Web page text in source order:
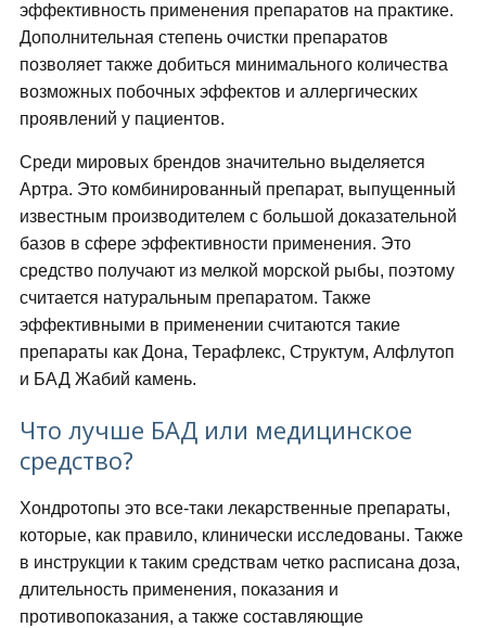
эффективность применения препаратов на практике.
Дополнительная степень очистки препаратов
позволяет также добиться минимального количества
возможных побочных эффектов и аллергических
проявлений у пациентов.
Среди мировых брендов значительно выделяется
Артра. Это комбинированный препарат, выпущенный
известным производителем с большой доказательной
базов в сфере эффективности применения. Это
средство получают из мелкой морской рыбы, поэтому
считается натуральным препаратом. Также
эффективными в применении считаются такие
препараты как Дона, Терафлекс, Структум, Алфлутоп
и БАД Жабий камень.
Что лучше БАД или медицинское
средство?
Хондротопы это все-таки лекарственные препараты,
которые, как правило, клинически исследованы. Также
в инструкции к таким средствам четко расписана доза,
длительность применения, показания и
противопоказания, а также составляющие